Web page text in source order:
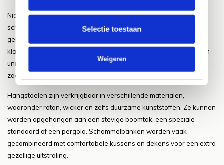
Selectie toestaan
Weigeren
Niets straalt meer ontspanning uit dan een hangstoel of een
schommelbank in de tuin. In 2025 zien we een toename in het
gebruik van zwevende zitplaatsen, van moderne egg chairs tot
klassieke schommelbanken. Deze meubels bieden niet alleen een
unieke uitstraling, maar ook een rustgevend gevoel doordat ze
zachtjes heen en weer bewegen.
Hangstoelen zijn verkrijgbaar in verschillende materialen,
waaronder rotan, wicker en zelfs duurzame kunststoffen. Ze kunnen
worden opgehangen aan een stevige boomtak, een speciale
standaard of een pergola. Schommelbanken worden vaak
gecombineerd met comfortabele kussens en dekens voor een extra
gezellige uitstraling.